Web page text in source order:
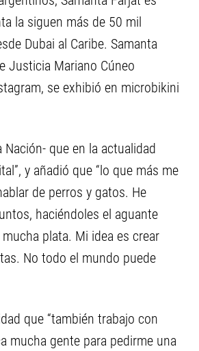
la siguen más de 50 mil
Dubai al Caribe. Samanta
Justicia Mariano Cúneo
se exhibió en microbikini
que en la actualidad
y añadió que “lo que más me
de perros y gatos. He
haciéndoles el aguante
plata. Mi idea es crear
No todo el mundo puede
que “también trabajo con
mucha gente para pedirme una